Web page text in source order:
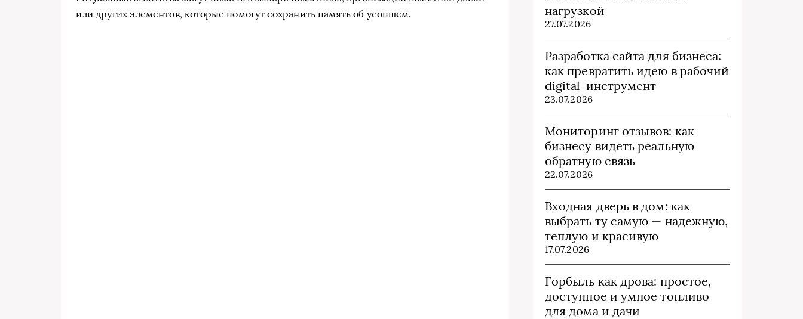
или других элементов, которые помогут сохранить память об усопшем.
нагрузкой
27.07.2026
Разработка сайта для бизнеса:
как превратить идею в рабочий
digital-инструмент
23.07.2026
Мониторинг отзывов: как
бизнесу видеть реальную
обратную связь
22.07.2026
Входная дверь в дом: как
выбрать ту самую — надежную,
теплую и красивую
17.07.2026
Горбыль как дрова: простое,
доступное и умное топливо
для дома и дачи